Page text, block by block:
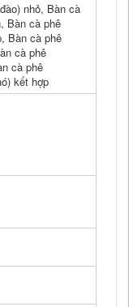
nhỏ, Bàn cà
Bàn cà phê
Bàn cà phê
cà phê
cà phê
kết hợp